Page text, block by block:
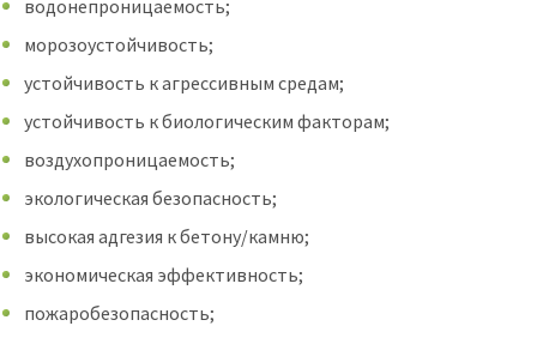
водонепроницаемость;
морозоустойчивость;
устойчивость к агрессивным средам;
устойчивость к биологическим факторам;
воздухопроницаемость;
экологическая безопасность;
высокая адгезия к бетону/камню;
экономическая эффективность;
пожаробезопасность;